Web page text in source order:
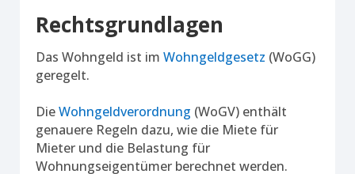
Rechtsgrundlagen
Das Wohngeld ist im Wohngeldgesetz (WoGG)
geregelt.
DieWohngeldverordnung (WoGV) enthält
genauere Regeln dazu, wie die Miete für
Mieter und die Belastung für
Wohnungseigentümer berechnet werden.